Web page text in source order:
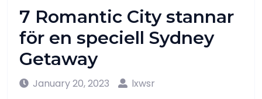
7 Romantic City stannar
för en speciell Sydney
Getaway
January 20, 2023
lxwsr